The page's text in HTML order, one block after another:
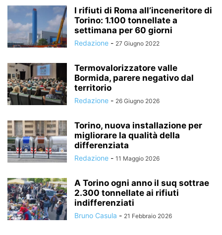
I rifiuti di Roma all’inceneritore di
Torino: 1.100 tonnellate a
settimana per 60 giorni
Redazione - 27 Giugno 2022
Termovalorizzatore valle
Bormida, parere negativo dal
territorio
Redazione - 26 Giugno 2026
Torino, nuova installazione per
migliorare la qualità della
differenziata
Redazione - 11 Maggio 2026
A Torino ogni anno il suq sottrae
2.300 tonnellate ai rifiuti
indifferenziati
Bruno Casula - 21 Febbraio 2026